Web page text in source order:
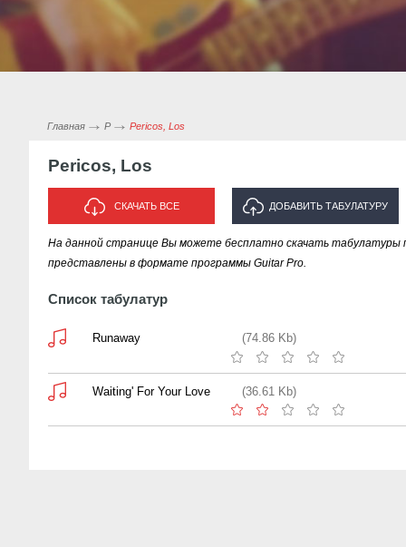
Главная P Pericos, Los
Pericos, Los
СКАЧАТЬ ВСЕ ДОБАВИТЬ ТАБУЛАТУРУ
ИСПОЛНИТЕЛЯ "PERICOS, LOS"
На данной странице Вы можете бесплатно скачать табулатуры
представлены в формате программы Guitar Pro.
Список табулатур
Runaway (74.86 Kb)
Waiting' For Your Love (36.61 Kb)